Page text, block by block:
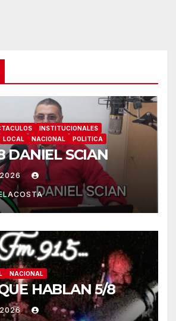
INSTITUCIONALES
LOCAL NACIONAL POLITICA
DANIEL SCIAN
NACIONAL
HABLAN 5/8
2026